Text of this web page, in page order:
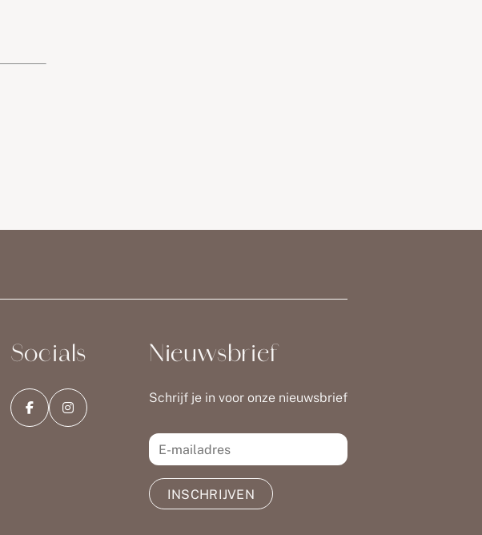
Socials Nieuwsbrief
Schrijf je in voor onze nieuwsbrief
INSCHRIJVEN